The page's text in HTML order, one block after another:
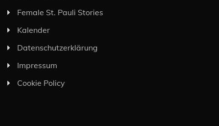
Female St. Pauli Stories
Kalender
Datenschutzerklärung
Impressum
Cookie Policy